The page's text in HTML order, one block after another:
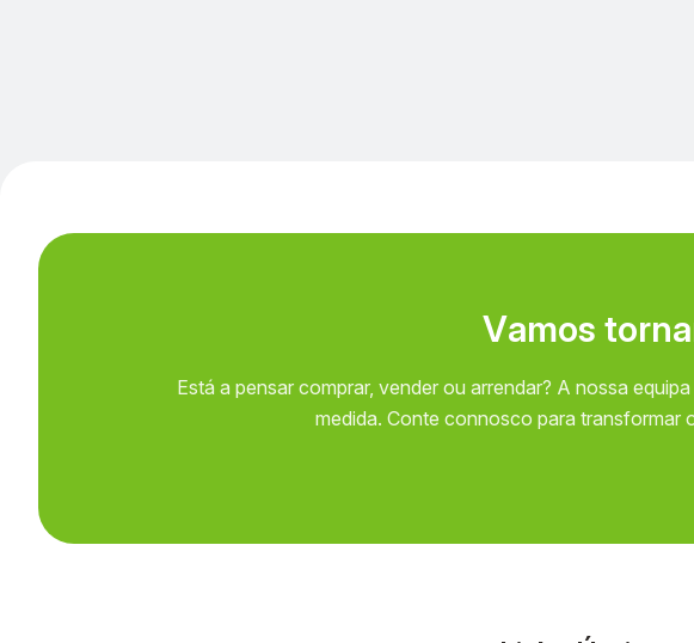
Vamos torna
Está a pensar comprar, vender ou arrendar? A nossa
medida. Conte connosco para transformar